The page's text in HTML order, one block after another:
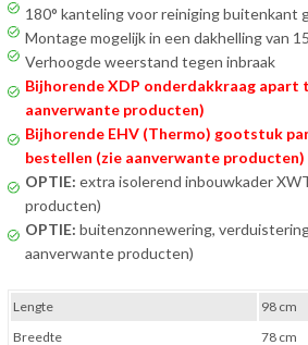
180° kanteling voor reiniging buitenkant
Montage mogelijk in een dakhelling van
Verhoogde weerstand tegen inbraak
Bijhorende XDP onderdakkraag apart
aanverwante producten)
Bijhorende EHV (Thermo) gootstuk
bestellen (zie aanverwante producten)
OPTIE: extra isolerend inbouwkader
producten)
OPTIE: buitenzonnewering,
aanverwante producten)
Lengte
98 cm
Breedte
78 cm